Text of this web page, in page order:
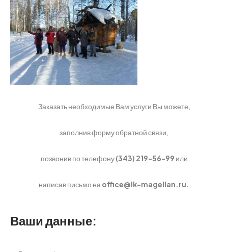
Заказать необходимые Вам услуги Вы можете,
заполнив форму обратной связи,
позвонив по телефону(343) 219-56-99 или
написав письмо на office@lk-magellan.ru.
Ваши данные: